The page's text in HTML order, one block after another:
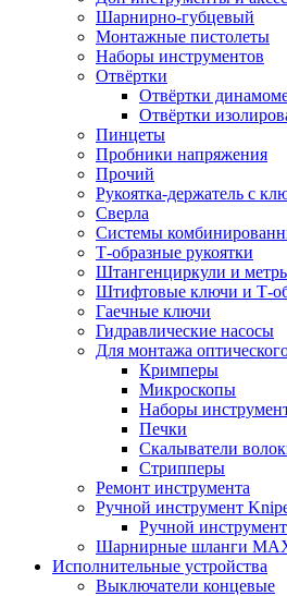
Шарнирно-губцевый
Монтажные пистолеты
Наборы инструментов
Отвёртки
Отвёртки
Отвёртки
Пинцеты
Пробники напряжения
Прочий
Рукоятка-держатель с
Сверла
Системы
Т-образные рукоятки
Штангенциркули и
Штифтовые ключи и Т-
Гаечные ключи
Гидравлические насосы
Для монтажа
Кримперы
Микроскопы
Наборы
Печки
Скалыватели
Стрипперы
Ремонт инструмента
Ручной инструмент
Ручной
Шарнирные шланги
Исполнительные устройства
Выключатели концевые